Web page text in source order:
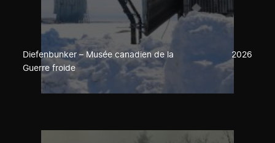
Diefenbunker – Musée canadien de la
Guerre froide
2026